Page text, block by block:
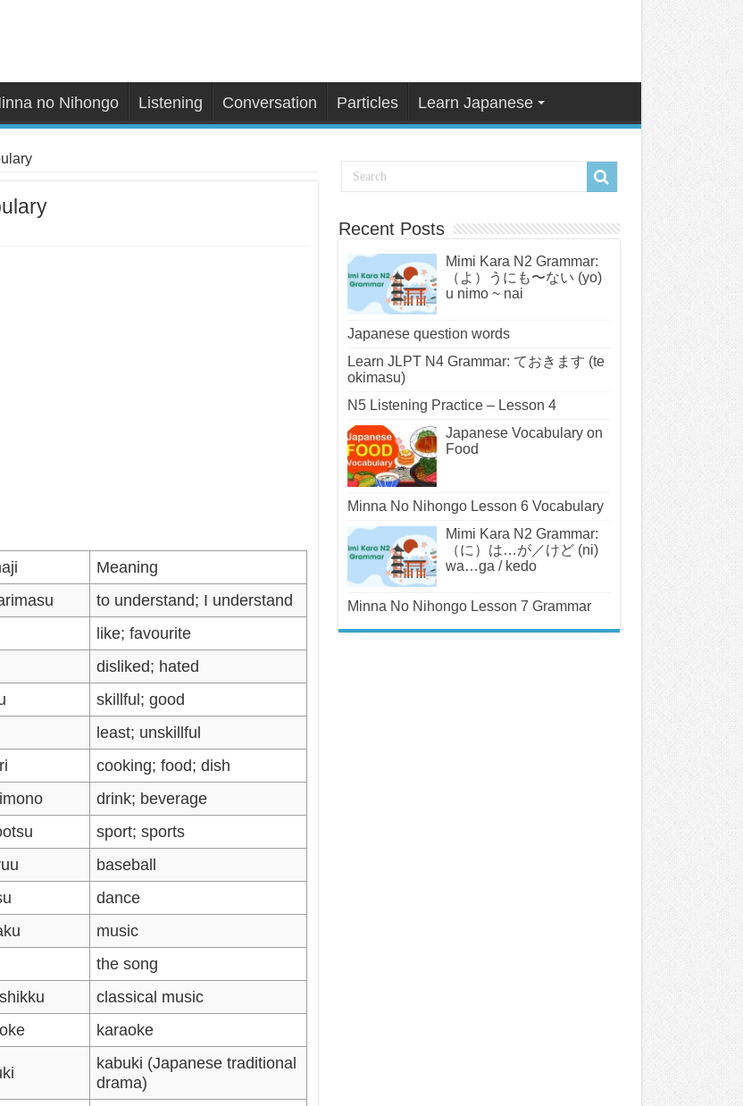
no Nihongo Listening Conversation Particles Learn Japanese
Meaning
to understand; I understand
like; favourite
disliked; hated
skillful; good
least; unskillful
cooking; food; dish
drink; beverage
sport; sports
baseball
dance
music
the song
classical music
karaoke
kabuki (Japanese traditional
drama)
Recent Posts
Mimi Kara N2 Grammar:
（よ）うにも〜ない (yo)
u nimo ~ nai
Japanese question words
Learn JLPT N4 Grammar: ておきます (te
okimasu)
N5 Listening Practice – Lesson 4
Japanese Vocabulary on
Food
Minna No Nihongo Lesson 6 Vocabulary
Mimi Kara N2 Grammar:
（に）は…が／けど (ni)
wa…ga / kedo
Minna No Nihongo Lesson 7 Grammar